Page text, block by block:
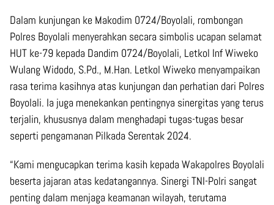
Dalam kunjungan ke Makodim 0724/Boyolali, rombongan
Polres Boyolali menyerahkan secara simbolis ucapan selamat
HUT ke-79 kepada Dandim 0724/Boyolali, Letkol Inf Wiweko
Wulang Widodo, S.Pd., M.Han. Letkol Wiweko menyampaikan
rasa terima kasihnya atas kunjungan dan perhatian dari Polres
Boyolali. Ia juga menekankan pentingnya sinergitas yang terus
terjalin, khususnya dalam menghadapi tugas-tugas besar
seperti pengamanan Pilkada Serentak 2024.
“Kami mengucapkan terima kasih kepada Wakapolres Boyolali
beserta jajaran atas kedatangannya. Sinergi TNI-Polri sangat
penting dalam menjaga keamanan wilayah, terutama